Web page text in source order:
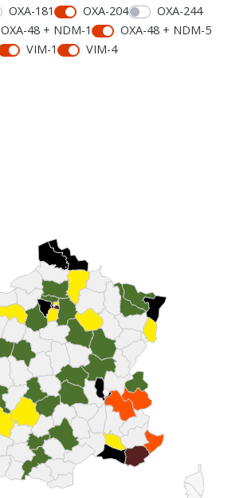
OXA-181 OXA-204
OXA-244
OXA-48 + NDM-1
OXA-48 + NDM-5
VIM-1
VIM-4